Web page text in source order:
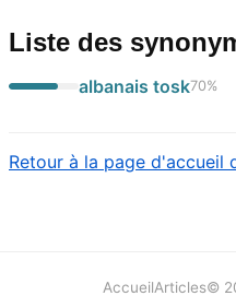
Liste des
albanais tosk70%
Retour à la page d'accueil
AccueilArticles©